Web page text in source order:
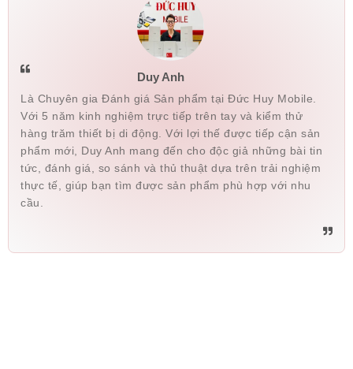
Duy Anh
Là Chuyên gia Đánh giá Sản phẩm tại Đức Huy Mobile.
Với 5 năm kinh nghiệm trực tiếp trên tay và kiểm thử
hàng trăm thiết bị di động. Với lợi thế được tiếp cận sản
phẩm mới, Duy Anh mang đến cho độc giả những bài tin
tức, đánh giá, so sánh và thủ thuật dựa trên trải nghiệm
thực tế, giúp bạn tìm được sản phẩm phù hợp với nhu
cầu.